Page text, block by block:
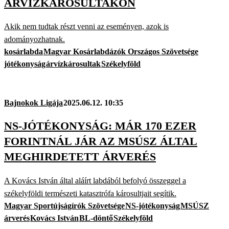
ÁRVÍZKÁROSULTAKON
Akik nem tudtak részt venni az eseményen, azok is
adományozhatnak.
kosárlabdaMagyar Kosárlabdázók Országos Szövetsége
jótékonyságárvízkárosultakSzékelyföld
Bajnokok Ligája2025.06.12. 10:35
NS-JÓTÉKONYSÁG: MÁR 170 EZER
FORINTNÁL JÁR AZ MSÚSZ ÁLTAL
MEGHIRDETETT ÁRVERÉS
A Kovács István által aláírt labdából befolyó összeggel a
székelyföldi természeti katasztrófa károsultjait segítik.
Magyar Sportújságírók SzövetségeNS-jótékonyságMSÚSZ
árverésKovács IstvánBL-döntőSzékelyföld